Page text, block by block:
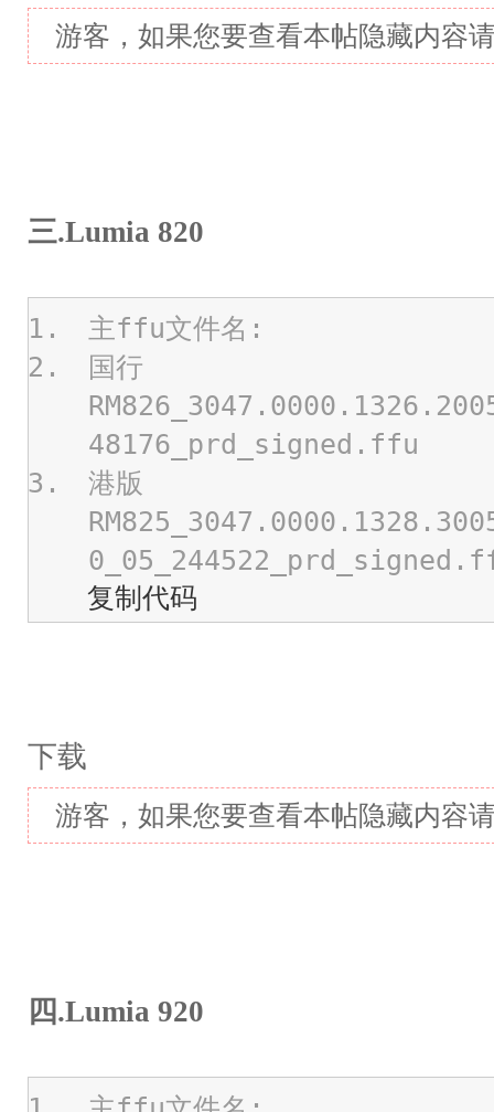
游客，如果您要查看本帖隐藏内容
三.Lumia 820
主ffu文件名:
国行
48176_prd_signed.ffu
港版
复制代码
下载
游客，如果您要查看本帖隐藏内容
四.Lumia 920